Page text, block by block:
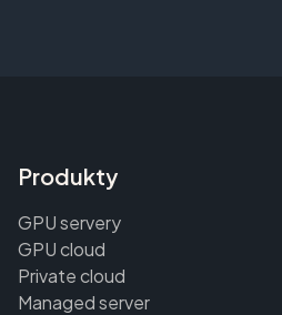
Produkty
GPU servery
GPU cloud
Private cloud
Managed server